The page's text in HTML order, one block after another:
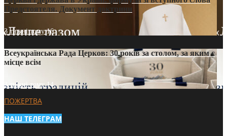
Предстоятеля. Документ доктрини
3 тижні тому16
Всеукраїнська Рада Церков: 30 років за столом, за яким є
місце всім
3 тижні тому14
ПОЖЕРТВА
НАШ ТЕЛЕГРАМ